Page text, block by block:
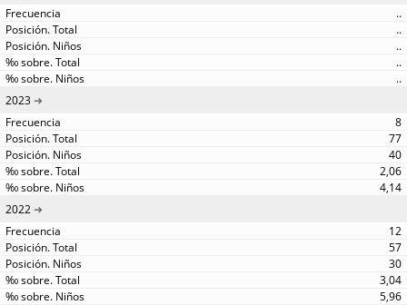
..
..
..
..
..
2023
8
77
40
2,06
4,14
2022
12
57
30
3,04
5,96